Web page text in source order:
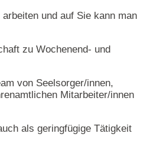
und auf Sie kann man
zu Wochenend- und
von Seelsorger/innen,
Mitarbeiter/innen
als geringfügige Tätigkeit